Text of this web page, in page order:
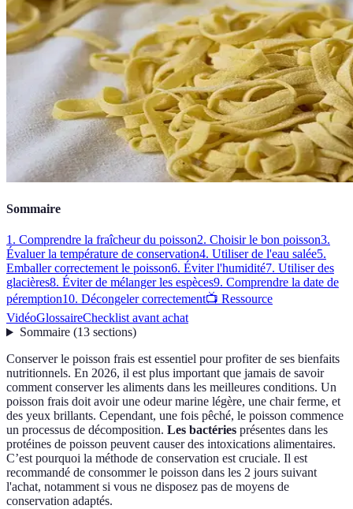
Sommaire
1. Comprendre la fraîcheur du poisson2. Choisir le bon poisson3.
Évaluer la température de conservation4. Utiliser de l'eau salée5.
Emballer correctement le poisson6. Éviter l'humidité7. Utiliser des
glacières8. Éviter de mélanger les espèces9. Comprendre la date de
péremption10. Décongeler correctement📺 Ressource
VidéoGlossaireChecklist avant achat
Sommaire(13 sections)
Conserver le poisson frais est essentiel pour profiter de ses bienfaits
nutritionnels. En 2026, il est plus important que jamais de savoir
comment conserver les aliments dans les meilleures conditions. Un
poisson frais doit avoir une odeur marine légère, une chair ferme, et
des yeux brillants. Cependant, une fois pêché, le poisson commence
un processus de décomposition. Les bactéries présentes dans les
protéines de poisson peuvent causer des intoxications alimentaires.
C’est pourquoi la méthode de conservation est cruciale. Il est
recommandé de consommer le poisson dans les 2 jours suivant
l'achat, notamment si vous ne disposez pas de moyens de
conservation adaptés.